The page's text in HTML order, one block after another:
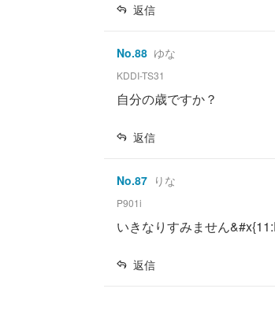
返信
No.88 ゆな
KDDI-TS31
自分の歳ですか？
返信
No.87 りな
P901i
いきなりすみません
返信